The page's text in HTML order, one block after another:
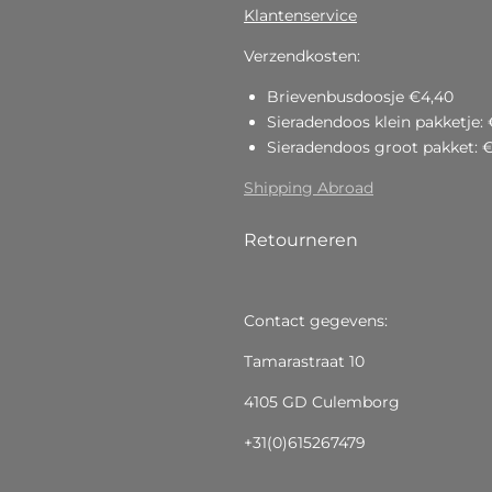
Klantenservice
Verzendkosten:
Brievenbusdoosje €4,40
Sieradendoos klein pakketje:
Sieradendoos groot pakket:
Shipping Abroad
Retourneren
Contact gegevens:
Tamarastraat 10
4105 GD Culemborg
+31(0)615267479